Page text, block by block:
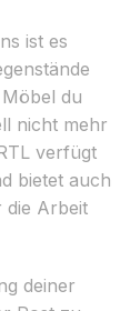
ist es
du
nicht mehr
verfügt
bietet auch
die Arbeit
deiner